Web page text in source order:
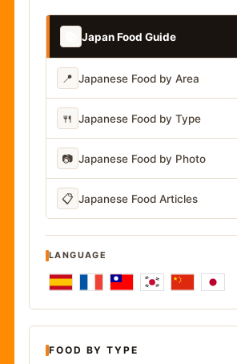
Japan Food Guide
📍 Japanese Food by Area
🍴 Japanese Food by Type
📷 Japanese Food by Photo
📋 Japanese Food Articles
LANGUAGE
FOOD BY TYPE